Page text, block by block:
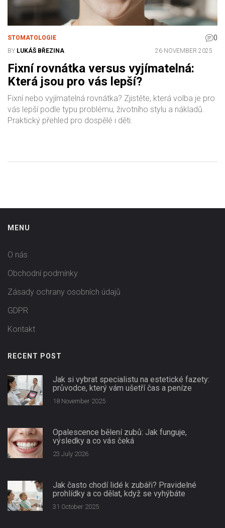
STOMATOLOGIE 0
BY LUKÁŠ BŘEZINA 26 NOVEMBER 2025
Fixní rovnátka versus vyjímatelná:
Která jsou pro vás lepší?
Fixní nebo vyjímatelná rovnátka? Zjistěte, která volba je pro
vás lepší podle typu problému, životního stylu a nákladů.
Praktický přehled pro dospělé i děti.
MENU
O nás
Obchodní podmínky
Zásady ochrany osobních údajů
GDPR
Kontakt
RECENT POST
Jak si vybrat specialistu na estetické fazety:
průvodce, který vám ušetří čas a peníze
18 November 2025
Opalescence bělení zubů: Jak funguje,
výsledky a co vás čeká
23 July 2026
Jak často chodí lidé k zubáři? Pravidelné
prohlídky a co dělat, když se vyhýbáte
31 October 2025